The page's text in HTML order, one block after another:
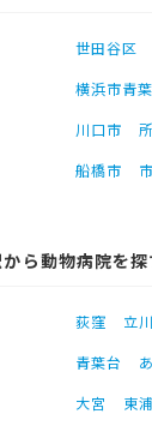
世田谷区
横浜市青
川口市
船橋市
ら動物病院を探
荻窪 立川
青葉台
大宮 東